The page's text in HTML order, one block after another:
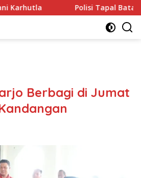
Polisi Tapal Batas dan Pedalaman
Berbagi di Jumat